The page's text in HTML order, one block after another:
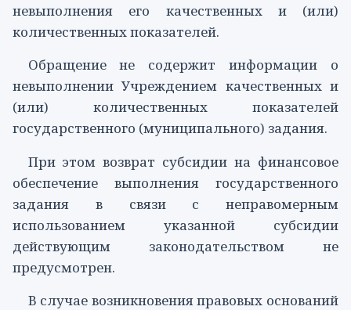
невыполнения его качественных и (или)
количественных показателей.
Обращение не содержит информации о
невыполнении Учреждением качественных и
(или) количественных показателей
государственного (муниципального) задания.
При этом возврат субсидии на финансовое
обеспечение выполнения государственного
задания в связи с неправомерным
использованием указанной субсидии
действующим законодательством не
предусмотрен.
В случае возникновения правовых оснований